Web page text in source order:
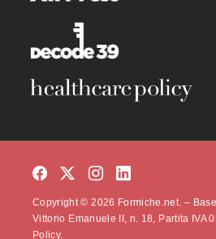
Copyright © 2026 Formiche.net. –
Vittorio Emanuele II, n. 18, Partita IVA
Policy.